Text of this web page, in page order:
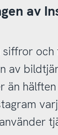
av
siffror och
av
än